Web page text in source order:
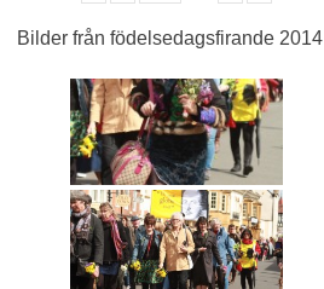
Bilder från födelsedagsfirande 2014